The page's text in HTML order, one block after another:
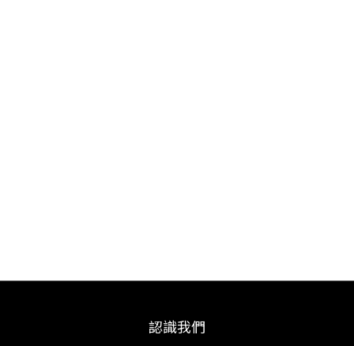
認識我們